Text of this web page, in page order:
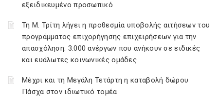
εξειδικευμένο προσωπικό
Τη Μ. Τρίτη λήγει η προθεσμία υποβολής αιτήσεων του
προγράμματος επιχορήγησης επιχειρήσεων για την
απασχόληση: 3.000 ανέργων που ανήκουν σε ειδικές
και ευάλωτες κοινωνικές ομάδες
Μέχρι και τη Μεγάλη Τετάρτη η καταβολή δώρου
Πάσχα στον ιδιωτικό τομέα